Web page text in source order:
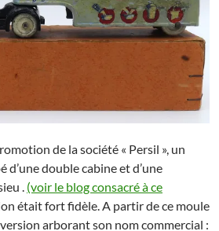
de la société « Persil », un
double cabine et d’une
. (voir le blog consacré à ce
était fort fidèle. A partir de ce moule
arborant son nom commercial :